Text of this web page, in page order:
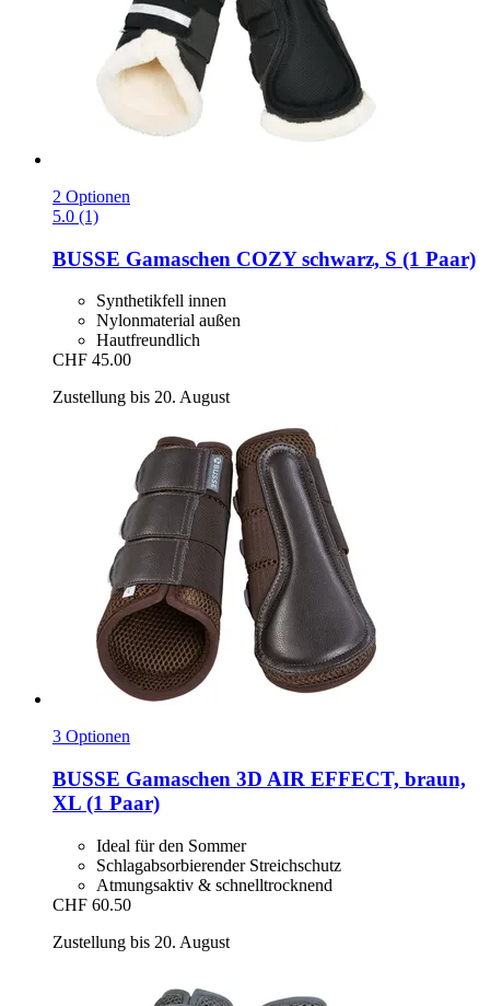
2 Optionen
5.0 (1)
BUSSE Gamaschen COZY schwarz, S (1 Paar)
Synthetikfell innen
Nylonmaterial außen
Hautfreundlich
CHF 45.00
Zustellung bis 20. August
3 Optionen
BUSSE Gamaschen 3D AIR EFFECT, braun,
XL (1 Paar)
Ideal für den Sommer
Schlagabsorbierender Streichschutz
Atmungsaktiv & schnelltrocknend
CHF 60.50
Zustellung bis 20. August